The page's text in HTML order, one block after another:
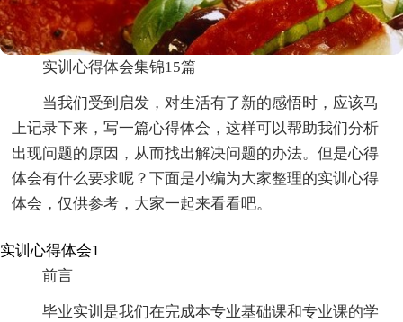
实训心得体会集锦15篇
当我们受到启发，对生活有了新的感悟时，应该马
上记录下来，写一篇心得体会，这样可以帮助我们分析
出现问题的原因，从而找出解决问题的办法。但是心得
体会有什么要求呢？下面是小编为大家整理的实训心得
体会，仅供参考，大家一起来看看吧。
实训心得体会1
前言
毕业实训是我们在完成本专业基础课和专业课的学